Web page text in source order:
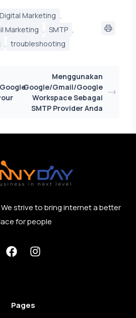
Digital Marketing ,
Marketing , SMTP ,
, troubleshooting
Menggunakan
Google/Gmail/Google
Workspace Sebagai
SMTP Provider Anda
strive to bring internet a better
for people
Pages